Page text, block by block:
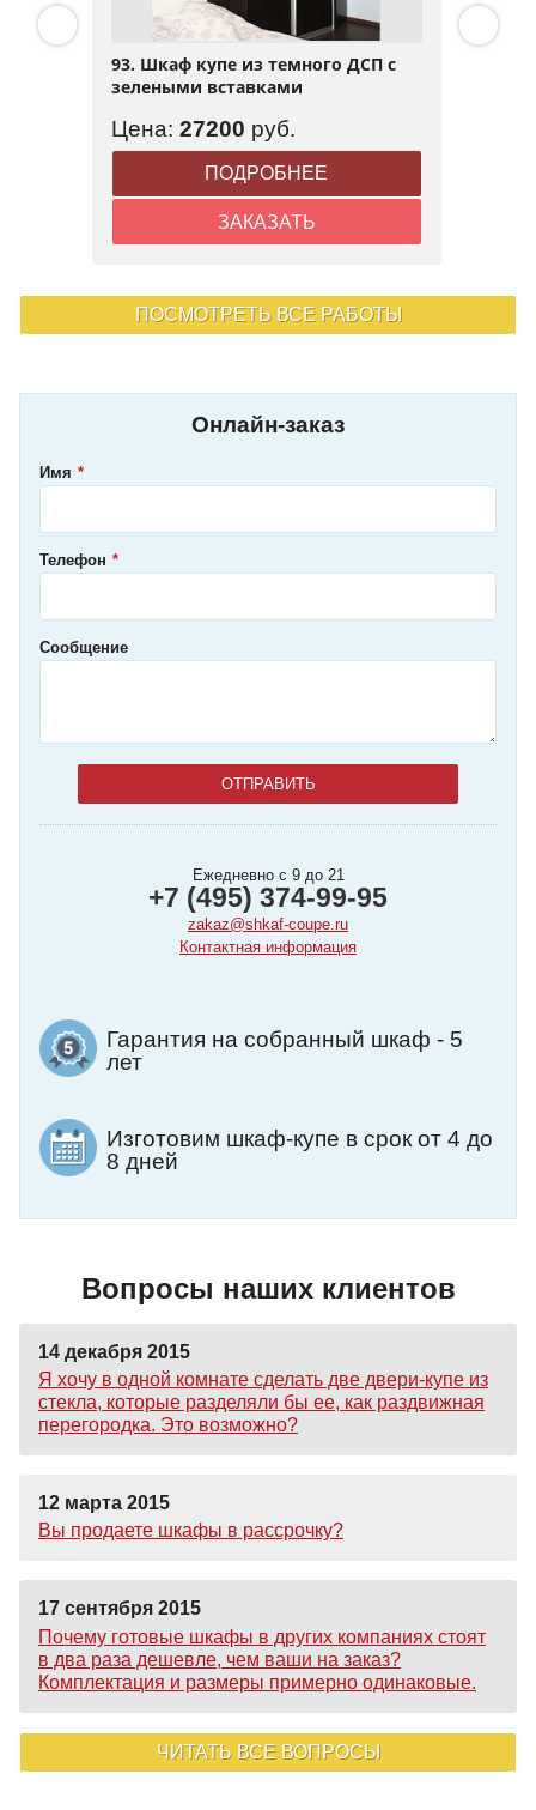
93. Шкаф купе из темного ДСП с
зелеными вставками
Цена: 27200 руб.
ПОДРОБНЕЕ
ЗАКАЗАТЬ
ПОСМОТРЕТЬ ВСЕ РАБОТЫ
Онлайн-заказ
Имя
Телефон
Сообщение
Ежедневно с 9 до 21
+7 (495) 374-99-95
zakaz@shkaf-coupe.ru
Контактная информация
Гарантия на собранный шкаф - 5
лет
Изготовим шкаф-купе в срок от 4 до
8 дней
Вопросы наших клиентов
14 декабря 2015
Я хочу в одной комнате сделать две двери-купе из
стекла, которые разделяли бы ее, как раздвижная
перегородка. Это возможно?
12 марта 2015
Вы продаете шкафы в рассрочку?
17 сентября 2015
Почему готовые шкафы в других компаниях стоят
в два раза дешевле, чем ваши на заказ?
Комплектация и размеры примерно одинаковые.
ЧИТАТЬ ВСЕ ВОПРОСЫ